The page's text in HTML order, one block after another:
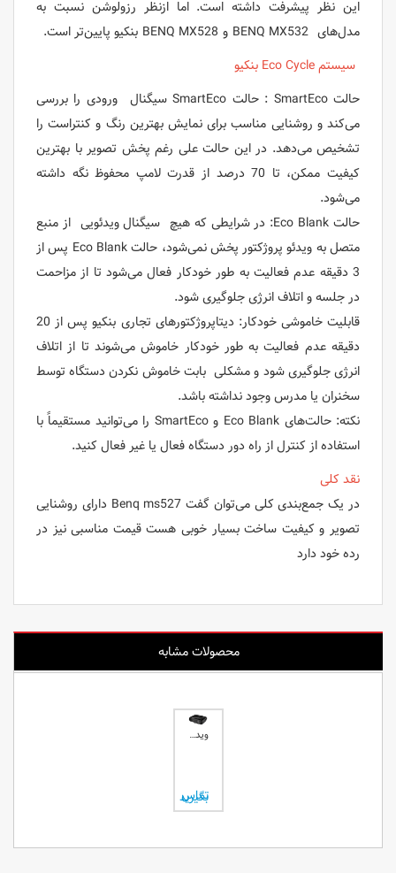
این نظر پیشرفت داشته است. اما ازنظر رزولوشن نسبت به
مدل‌های BENQ MX532 و BENQ MX528 بنکیو پایین‌تر است.
سیستم Eco Cycle بنکیو
حالت SmartEco : حالت SmartEco سیگنال ورودی را بررسی
می‌کند و روشنایی مناسب برای نمایش بهترین رنگ و کنتراست را
تشخیص می‌دهد. در این حالت علی رغم پخش تصویر با بهترین
کیفیت ممکن، تا 70 درصد از قدرت لامپ محفوظ نگه داشته
می‌شود.
حالت Eco Blank: در شرایطی که هیچ سیگنال ویدئویی از منبع
متصل به ویدئو پروژکتور پخش نمی‌شود، حالت Eco Blank پس از
3 دقیقه عدم فعالیت به طور خودکار فعال می‌شود تا از مزاحمت
در جلسه و اتلاف انرژی جلوگیری شود.
قابلیت خاموشی خودکار: دیتاپروژکتورهای تجاری بنکیو پس از 20
دقیقه عدم فعالیت به طور خودکار خاموش می‌شوند تا از اتلاف
انرژی جلوگیری شود و مشکلی بابت خاموش نکردن دستگاه توسط
سخنران یا مدرس وجود نداشته باشد.
نکته: حالت‌های Eco Blank و SmartEco را می‌توانید مستقیماً با
استفاده از کنترل از راه دور دستگاه فعال یا غیر فعال کنید.
نقد کلی
در یک جمع‌بندی کلی می‌توان گفت Benq ms527 دارای روشنایی
تصویر و کیفیت ساخت بسیار خوبی هست قیمت مناسبی نیز در
رده خود دارد
محصولات مشابه
ویدئو پروژکتور استوک بنکیو MS506
تماس بگیرید